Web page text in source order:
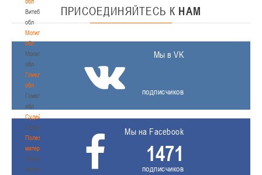
Витебская
обл
Могилевская
обл
Могилевская
обл
Гомельская
обл
Гомельская
обл
Судейство
Судейство
Полезные
материалы
Полезные
материалы
ПРИСОЕДИНЯЙТЕСЬ К НАМ
Мы в VK
подписчиков
Мы на Facebook
1471
подписчиков